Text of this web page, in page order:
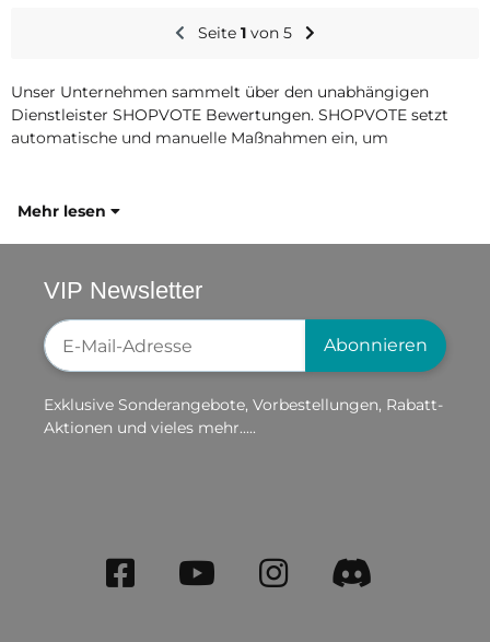
Seite 1 von 5
Unser Unternehmen sammelt über den unabhängigen
Dienstleister SHOPVOTE Bewertungen. SHOPVOTE setzt
automatische und manuelle Maßnahmen ein, um
Mehr lesen
VIP Newsletter
Newsletter-Registrierung
Abonnieren
Exklusive Sonderangebote, Vorbestellungen, Rabatt-
Aktionen und vieles mehr.....